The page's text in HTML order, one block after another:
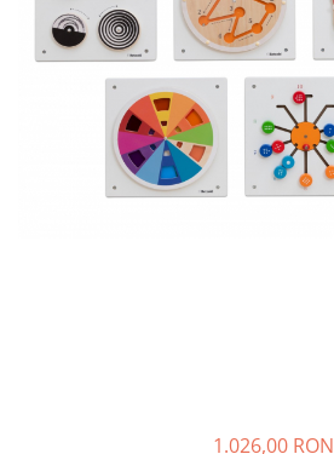
Vopsele
Biciclete si Triciclete
Biciclete VIKING
Biciclete Viking Challange
1.026,00 RON